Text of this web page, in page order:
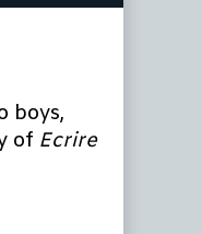
boys,
of Ecrire